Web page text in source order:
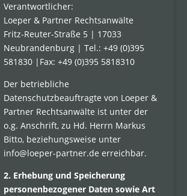
Verantwortlicher:
Loeper & Partner Rechtsanwälte
Fritz-Reuter-Straße 5 | 17033
Neubrandenburg | Tel.: +49 (0)395
581830 |Fax: +49 (0)395 5818310
Der betriebliche
Datenschutzbeauftragte von Loeper &
Partner Rechtsanwälte ist unter der
o.g. Anschrift, zu Hd. Herrn Markus
Bitto, beziehungsweise unter
info@loeper-partner.de erreichbar.
2. Erhebung und Speicherung
personenbezogener Daten sowie Art